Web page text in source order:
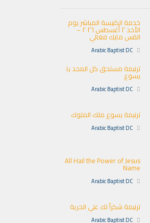
خدمة الكنيسة المباشر يوم
الأحد ٢ أغسطس ٢٠٢٦ –
القس مايك فغالي
Arabic Baptist DC
ترنيمة مستحق كل المجد يا
يسوع
Arabic Baptist DC
ترنيمة يسوع ملك الملوك
Arabic Baptist DC
All Hail the Power of Jesus
Name
Arabic Baptist DC
ترنيمة شكراً لك علي الحرية
Arabic Baptist DC